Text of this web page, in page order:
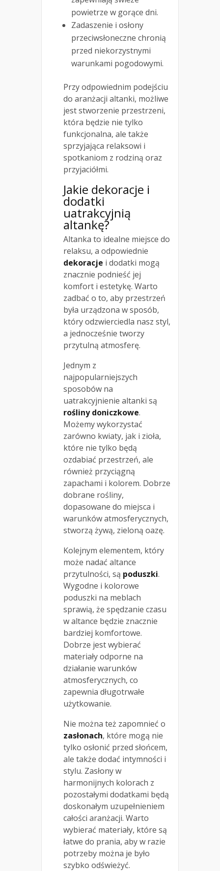
powietrze w gorące dni.
Zadaszenie i osłony
przeciwsłoneczne chronią
przed niekorzystnymi
warunkami pogodowymi.
Przy odpowiednim podejściu
do aranżacji altanki, możliwe
jest stworzenie przestrzeni,
która będzie nie tylko
funkcjonalna, ale także
sprzyjająca relaksowi i
spotkaniom z rodziną oraz
przyjaciółmi.
Jakie dekoracje i
dodatki
uatrakcyjnią
altankę?
Altanka to idealne miejsce do
relaksu, a odpowiednie
dekoracje i dodatki mogą
znacznie podnieść jej
komfort i estetykę. Warto
zadbać o to, aby przestrzeń
była urządzona w sposób,
który odzwierciedla nasz styl,
a jednocześnie tworzy
przytulną atmosferę.
Jednym z
najpopularniejszych
sposobów na
uatrakcyjnienie altanki są
rośliny doniczkowe.
Możemy wykorzystać
zarówno kwiaty, jak i zioła,
które nie tylko będą
ozdabiać przestrzeń, ale
również przyciągną
zapachami i kolorem. Dobrze
dobrane rośliny,
dopasowane do miejsca i
warunków atmosferycznych,
stworzą żywą, zieloną oazę.
Kolejnym elementem, który
może nadać altance
przytulności, są poduszki.
Wygodne i kolorowe
poduszki na meblach
sprawią, że spędzanie czasu
w altance będzie znacznie
bardziej komfortowe.
Dobrze jest wybierać
materiały odporne na
działanie warunków
atmosferycznych, co
zapewnia długotrwałe
użytkowanie.
Nie można też zapomnieć o
zasłonach, które mogą nie
tylko osłonić przed słońcem,
ale także dodać intymności i
stylu. Zasłony w
harmonijnych kolorach z
pozostałymi dodatkami będą
doskonałym uzupełnieniem
całości aranżacji. Warto
wybierać materiały, które są
łatwe do prania, aby w razie
potrzeby można je było
szybko odświeżyć.